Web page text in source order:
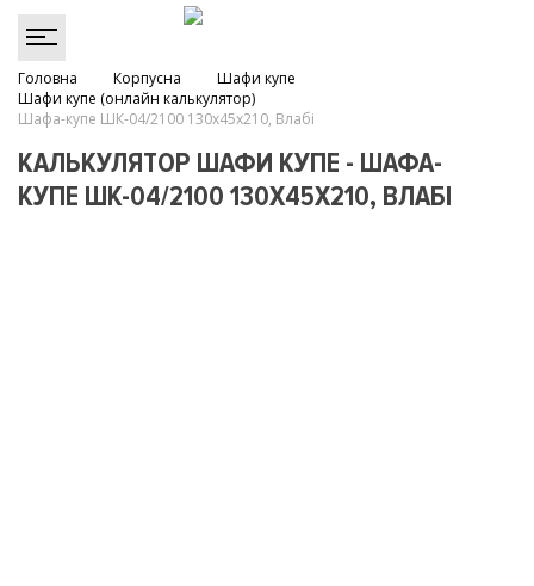
Головна Корпусна
Шафи купе
Шафи купе (онлайн калькулятор)
Шафа-купе ШК-04/2100 130х45х210, Влабі
КАЛЬКУЛЯТОР ШАФИ КУПЕ - ШАФА-
КУПЕ ШК-04/2100 130Х45Х210, ВЛАБІ